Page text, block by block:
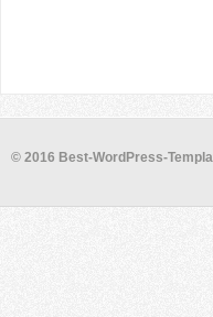
© 2016 Best-WordPress-